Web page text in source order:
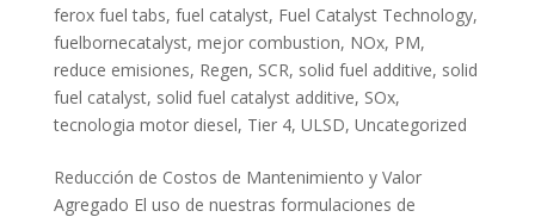
ferox fuel tabs, fuel catalyst, Fuel Catalyst Technology,
fuelbornecatalyst, mejor combustion, NOx, PM,
reduce emisiones, Regen, SCR, solid fuel additive, solid
fuel catalyst, solid fuel catalyst additive, SOx,
tecnologia motor diesel, Tier 4, ULSD, Uncategorized
Reducción de Costos de Mantenimiento y Valor
Agregado El uso de nuestras formulaciones de